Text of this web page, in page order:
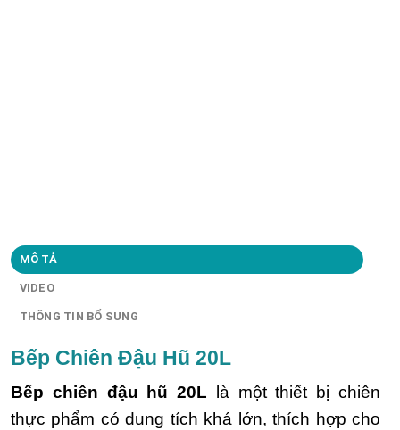
MÔ TẢ
VIDEO
THÔNG TIN BỔ SUNG
Bếp Chiên Đậu Hũ 20L
Bếp chiên đậu hũ 20L là một thiết bị chiên
thực phẩm có dung tích khá lớn, thích hợp cho